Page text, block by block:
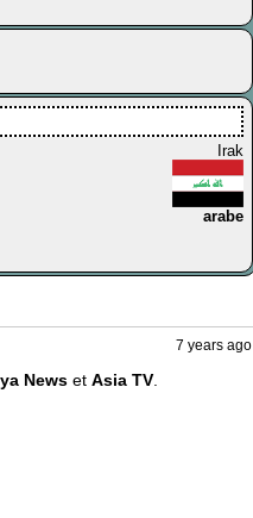
Irak
arabe
7 years ago
News et Asia TV